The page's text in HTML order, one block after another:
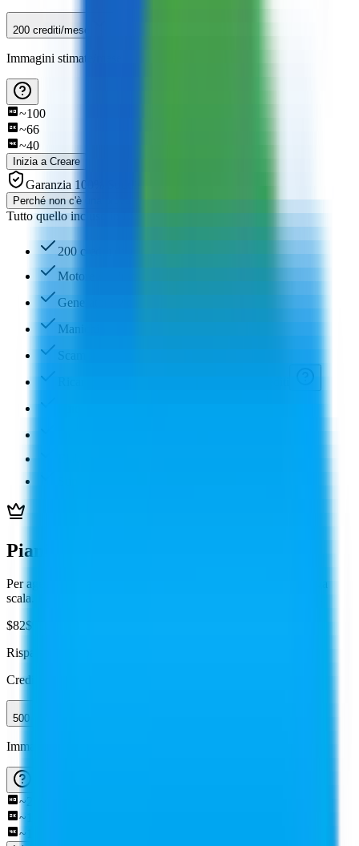
200 crediti/mese
Immagini stimate/mese
~100
~66
~40
Inizia a Creare
Garanzia 100% Soddisfatti o Rimborsati
Perché non c'è una prova gratuita?
Tutto quello incluso in Lite, più
200 crediti di generazione/mese
Motore AI Premium
Generatore video AI (720p)
Manichino Fantasma IA
Piani Avanzati
Per agenzie e studi - Per team che gestiscono più clienti su larga
scala. Produzione elevata, crediti riportabili, supporto dedicato.
$82$
Risparmia $198/anno
Crediti Mensili
500 crediti/mese
Immagini stimate/mese
~
~
~